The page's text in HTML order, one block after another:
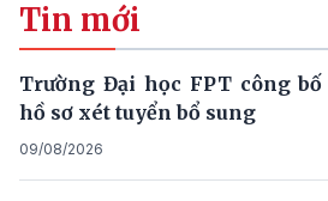
Tin mới
Trường Đại học FPT công
hồ sơ xét tuyển bổ sung
09/08/2026